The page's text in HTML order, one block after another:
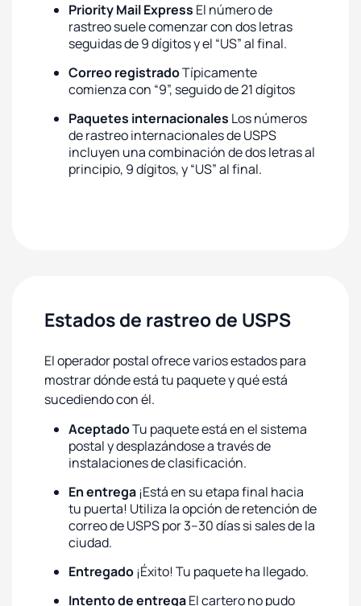
Priority Mail Express El número de
rastreo suele comenzar con dos letras
seguidas de 9 dígitos y el “US” al final.
Correo registradoTípicamente
comienza con “9”, seguido de 21 dígitos
Paquetes internacionales Los números
de rastreo internacionales de USPS
incluyen una combinación de dos letras al
principio, 9 dígitos, y “US” al final.
Estados de rastreo de USPS
El operador postal ofrece varios estados para
mostrar dónde está tu paquete y qué está
sucediendo con él.
AceptadoTu paquete está en el sistema
postal y desplazándose a través de
instalaciones de clasificación.
En entrega ¡Está en su etapa final hacia
tu puerta! Utiliza la opción de retención de
correo de USPS por 3–30 días si sales de la
ciudad.
Entregado ¡Éxito! Tu paquete ha llegado.
Intento de entregaEl cartero no pudo